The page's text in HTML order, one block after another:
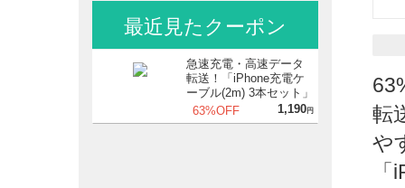
転
や
最近見たクーポン
急速充電・高速データ
転送！「iPhone充電ケ
ーブル(2m) 3本セット」
63%OFF
1,190円